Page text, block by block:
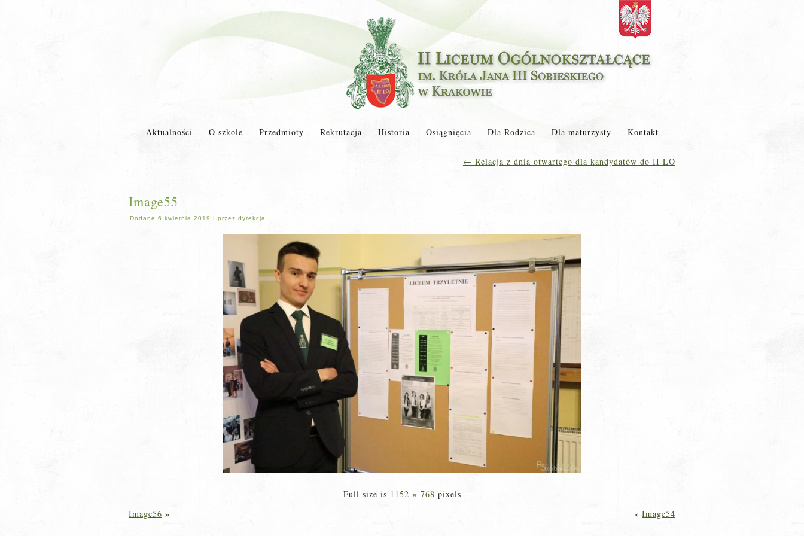
Aktualności O szkole Przedmioty Rekrutacja Historia Osiągnięcia Dla Rodzica Dla maturzysty Kontakt
← Relacja z dnia otwartego dla kandydatów do II LO
Image55
Dodane 6 kwietnia 2019 | przez dyrekcja
Full size is 1152 × 768 pixels
Image56 » « Image54